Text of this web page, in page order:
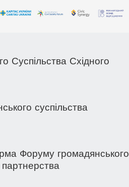
Суспільства Східного
суспільства
Форуму громадянського
партнерства